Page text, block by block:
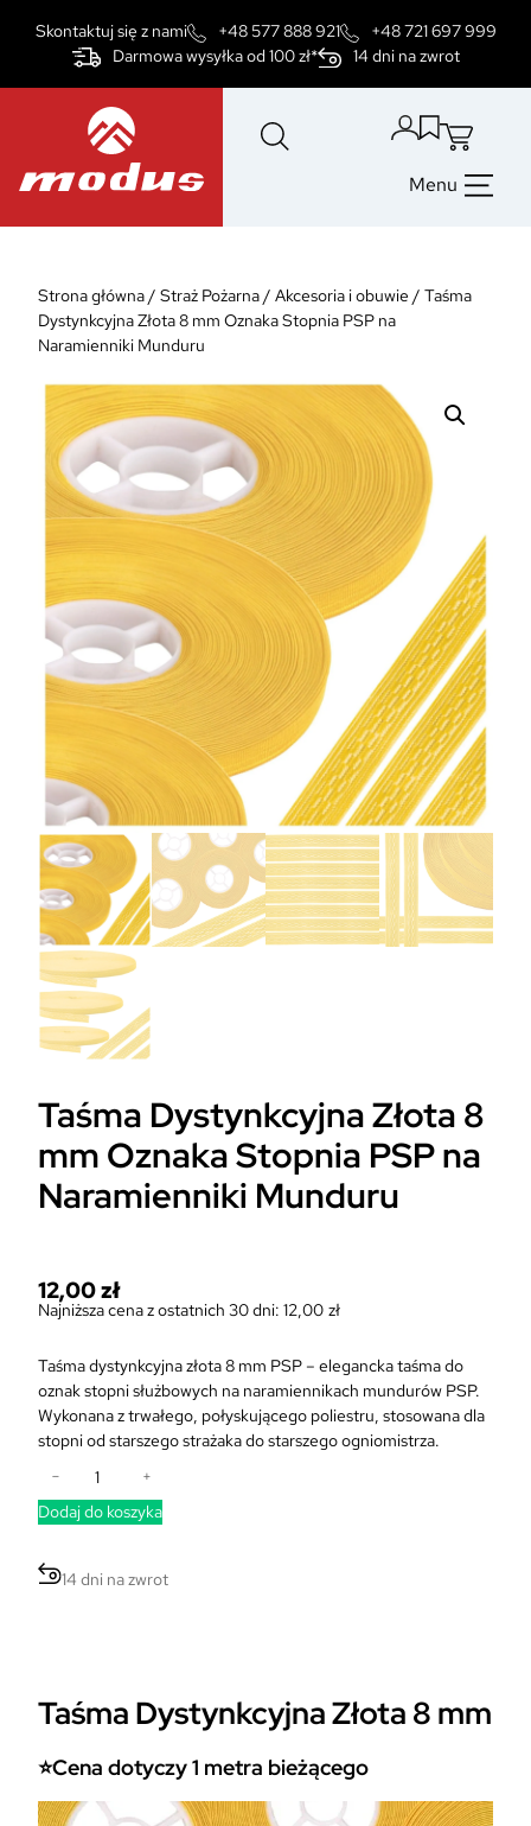
Skontaktuj się z nami +48 577 888 921
+48 721 697 999
Darmowa wysyłka od 100 zł*
14 dni na zwrot
Menu
Strona główna/ Straż Pożarna/ Akcesoria i obuwie / Taśma
Dystynkcyjna Złota 8 mm Oznaka Stopnia PSP na
Naramienniki Munduru
Taśma Dystynkcyjna Złota 8
mm Oznaka Stopnia PSP na
Naramienniki Munduru
12,00zł
Najniższa cena z ostatnich 30 dni: 12,00 zł
Taśma dystynkcyjna złota 8 mm PSP – elegancka taśma do
oznak stopni służbowych na naramiennikach mundurów PSP.
Wykonana z trwałego, połyskującego poliestru, stosowana dla
stopni od starszego strażaka do starszego ogniomistrza.
o
ć
T
D
s
y
− +
Dodaj do koszyka
14 dni na zwrot
Taśma Dystynkcyjna Złota 8 mm
⭐Cena dotyczy 1 metra bieżącego